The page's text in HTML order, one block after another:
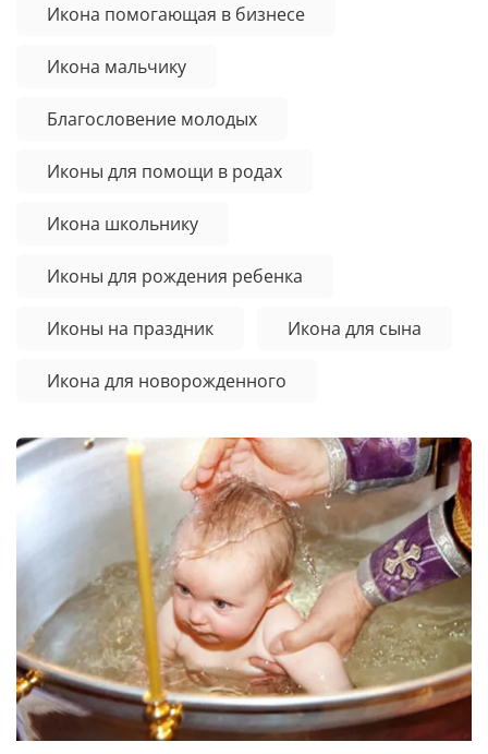
Икона помогающая в бизнесе
Икона мальчику
Благословение молодых
Иконы для помощи в родах
Икона школьнику
Иконы для рождения ребенка
Иконы на праздник Икона для сына
Икона для новорожденного